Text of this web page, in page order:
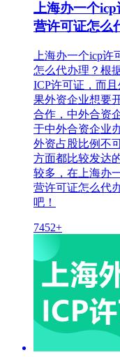
上海办一个
营许可证怎么
上海办一个icp
怎么代办理？根
ICP许可证，而
果外资企业想要
合作，中外合资
于中外合资企业
外资占股比例不
方面都比较发达
较多，在上海办
营许可证怎么代
吧！
7452+